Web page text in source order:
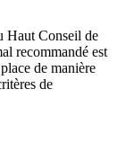
Haut Conseil de
recommandé est
de manière
de